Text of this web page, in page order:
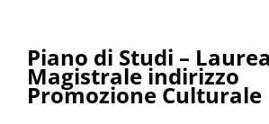
Piano di Studi – Laurea
Magistrale indirizzo
Promozione Culturale